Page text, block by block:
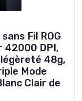
Fil ROG
42000 DPI,
48g,
Mode
Clair de